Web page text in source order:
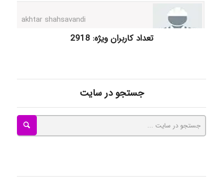
kimiya zirakpoor
ayda habibnejad
Nazaninkarkon
تعداد کاربران ویژه: 2918
جستجو در سایت